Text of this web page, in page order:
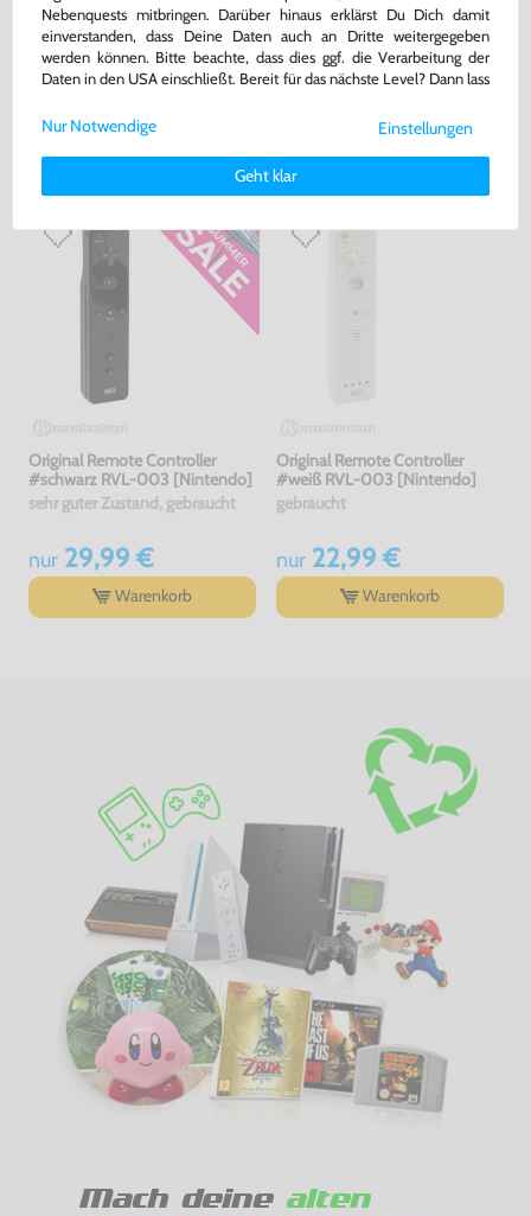
Original Nunchuk Controller
#weiß RVL-004 [Nintendo]
sehr guter Zustand, gebraucht
jetzt nur8,79 €
Original Remote Controller
#weiß RVL-003 [Nintendo]
sehr guter Zustand, gebraucht
22,49 €
Original Remote Controller
#schwarz RVL-003 [Nintendo]
sehr guter Zustand, gebraucht
nur29,99 €
Warenkorb
Original Remote Controller
#weiß RVL-003 [Nintendo]
gebraucht
nur22,99 €
Warenkorb
Mach deine alten
Nebenquests mitbringen. Darüber hinaus erklärst Du Dich damit
einverstanden, dass Deine Daten auch an Dritte weitergegeben
werden können. Bitte beachte, dass dies ggf. die Verarbeitung der
Daten in den USA einschließt. Bereit für das nächste Level? Dann lass
Weitere Informationen zu den von uns verwendeten Cookies und
Deinen Rechten als Nutzer findest Du in unsererDaten­schutz­
Impressum.
Einstellungen
Geht klar
Nur Notwendige